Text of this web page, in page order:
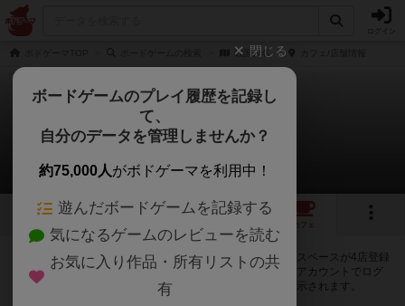
戦国大名
戦国大名
4店のカフェ/スペースが提供中
33 5
カフェ
戦国大名で遊ぶことができるボードゲームカフェ・プレイスペースが4店登録
されています。公開プロフィールの都道府県が設定されたアカウントでログ
インすると、同じ都道府県内の店舗に絞り込むボタンが表示されます。
閉じる
ボードゲームのプレイ履歴を記録し
て、
自分のデータを管理しませんか？
約75,000人がボドゲーマを利用中！
遊んだボードゲームを記録する
気になるゲームのレビューを読む
お気に入り作品・所有リストの共
有